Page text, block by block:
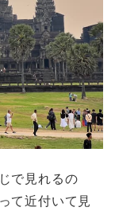
で見れるの
て近付いて見